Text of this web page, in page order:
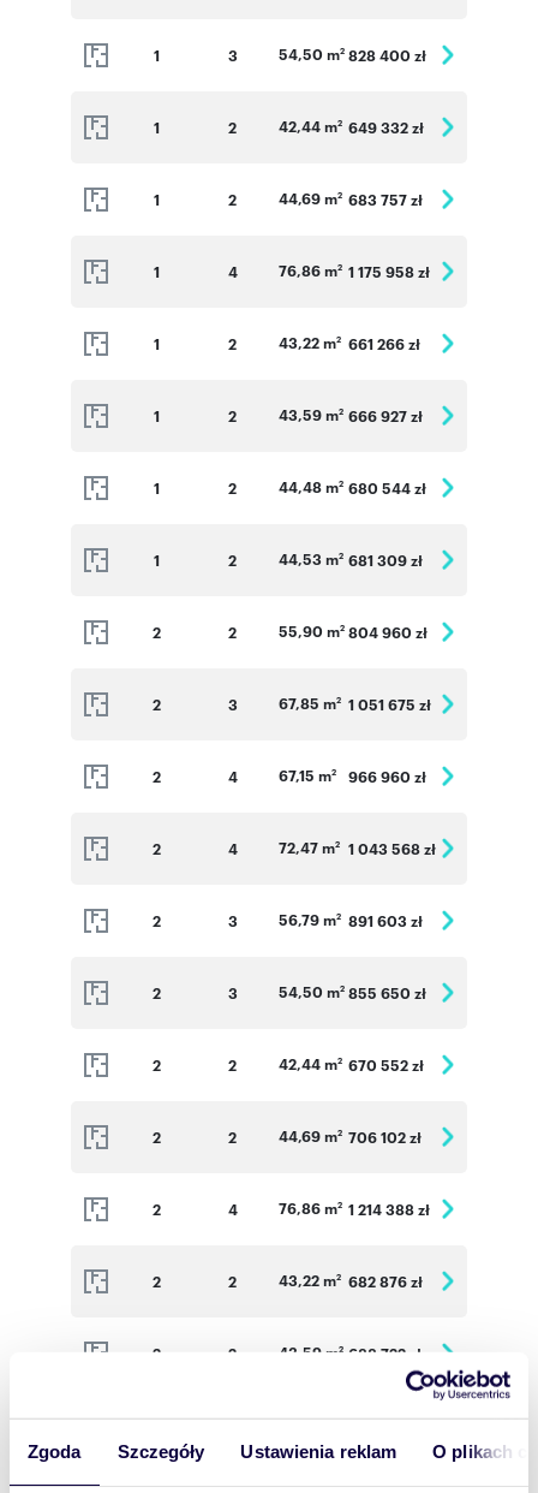
Zgoda Szczegóły Ustawienia reklam O plikach
1 3 54,50 m2 828 400 zł
1 2 42,44 m2 649 332 zł
1 2 44,69 m2 683 757 zł
1 4 76,86 m2 1 175 958 zł
1 2 43,22 m2 661 266 zł
1 2 43,59 m2 666 927 zł
1 2 44,48 m2 680 544 zł
1 2 44,53 m2 681 309 zł
2 2 55,90 m2 804 960 zł
2 3 67,85 m2 1 051 675 zł
2 4 67,15 m2 966 960 zł
2 4 72,47 m2 1 043 568 zł
2 3 56,79 m2 891 603 zł
2 3 54,50 m2 855 650 zł
2 2 42,44 m2 670 552 zł
2 2 44,69 m2 706 102 zł
2 4 76,86 m2 1 214 388 zł
2 2 43,22 m2 682 876 zł
2 2 43,59 m2 688 722 zł
2 2 44,48 m2 702 784 zł